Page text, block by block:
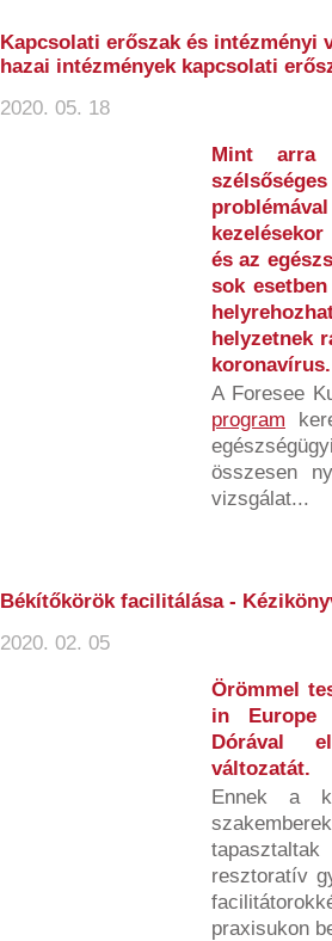
Kapcsolati erőszak és intézményi
hazai intézmények kapcsolati
2020. 05. 18
Mint arra
és az
sok
helyzetnek
koronavírus.
A Foresee
program
összesen
vizsgálat...
Békítőkörök facilitálása -
2020. 02. 05
Örömmel
in Europe
Dórával
változatát.
Ennek a
resztoratív
praxisukon